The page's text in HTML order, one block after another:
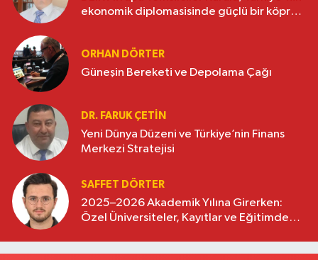
ekonomik diplomasisinde güçlü bir köprü
ORHAN DÖRTER
Güneşin Bereketi ve Depolama Çağı
DR. FARUK ÇETİN
Yeni Dünya Düzeni ve Türkiye’nin Finans
Merkezi Stratejisi
SAFFET DÖRTER
2025–2026 Akademik Yılına Girerken:
Özel Üniversiteler, Kayıtlar ve Eğitimde